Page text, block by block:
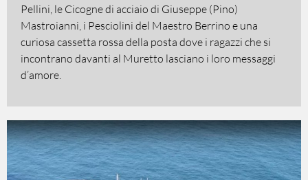
Pellini, le Cicogne di acciaio di Giuseppe (Pino)
Mastroianni, i Pesciolini del Maestro Berrino e una
curiosa cassetta rossa della posta dove i ragazzi che si
incontrano davanti al Muretto lasciano i loro messaggi
d’amore.